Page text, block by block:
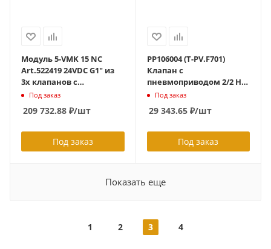
Модуль 5-VMK 15 NC
Art.522419 24VDC G1" из
3х клапанов с
пневмоприводом 2/2 НЗ
0-16 бар, эмульсия,
латунь, LED, концевые
конц. крышке (G1"),
3хспец. резьбы, 2х монт.
Под заказ
209 732.88 ₽/шт
Под заказ
PP106004 (T-PV.F701)
Клапан с
пневмоприводом 2/2 НЗ
ф/ф Ду 20 мм -1...12 бар
Под заказ
29 343.65₽/шт
Под заказ
Показать еще
1 2 3 4